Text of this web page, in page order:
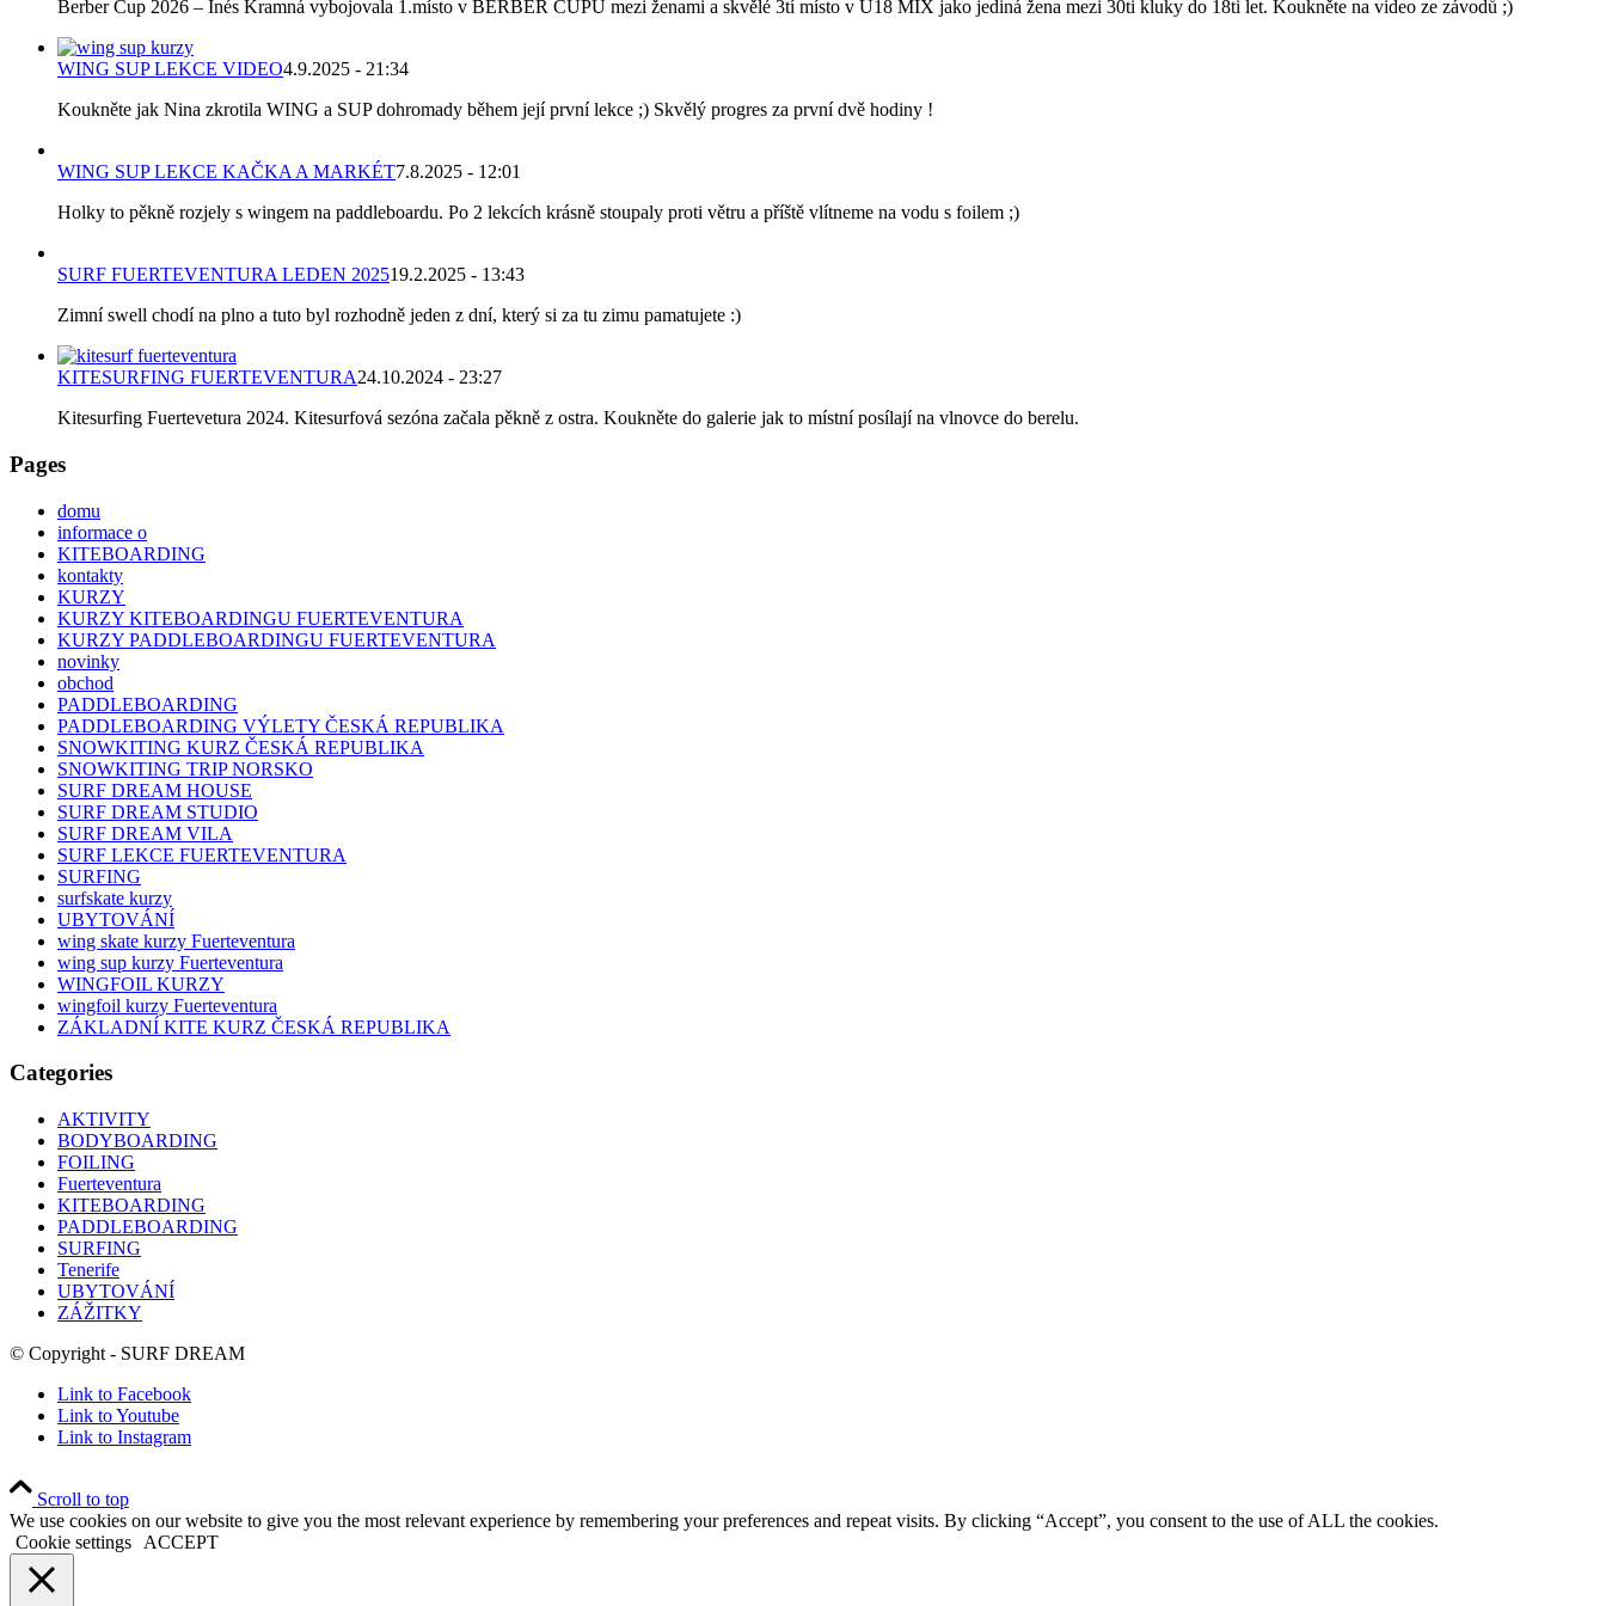
Berber Cup 2026 – Inés Kramná vybojovala 1.místo v BERBER CUPU mezi ženami a skvělé 3tí místo v U18 MIX jako jediná žena mezi 30ti kluky do 18ti let. Koukněte na video ze závodů ;)
WING SUP LEKCE VIDEO4.9.2025 - 21:34
Koukněte jak Nina zkrotila WING a SUP dohromady během její první lekce ;) Skvělý progres za první dvě hodiny !
WING SUP LEKCE KAČKA A MARKÉT7.8.2025 - 12:01
Holky to pěkně rozjely s wingem na paddleboardu. Po 2 lekcích krásně stoupaly proti větru a příště vlítneme na vodu s foilem ;)
SURF FUERTEVENTURA LEDEN 202519.2.2025 - 13:43
Zimní swell chodí na plno a tuto byl rozhodně jeden z dní, který si za tu zimu pamatujete :)
KITESURFING FUERTEVENTURA24.10.2024 - 23:27
Kitesurfing Fuertevetura 2024. Kitesurfová sezóna začala pěkně z ostra. Koukněte do galerie jak to místní posílají na vlnovce do berelu.
Pages
domu
informace o
KITEBOARDING
kontakty
KURZY
KURZY KITEBOARDINGU FUERTEVENTURA
KURZY PADDLEBOARDINGU FUERTEVENTURA
novinky
obchod
PADDLEBOARDING
PADDLEBOARDING VÝLETY ČESKÁ REPUBLIKA
SNOWKITING KURZ ČESKÁ REPUBLIKA
SNOWKITING TRIP NORSKO
SURF DREAM HOUSE
SURF DREAM STUDIO
SURF DREAM VILA
SURF LEKCE FUERTEVENTURA
SURFING
surfskate kurzy
UBYTOVÁNÍ
wing skate kurzy Fuerteventura
wing sup kurzy Fuerteventura
WINGFOIL KURZY
wingfoil kurzy Fuerteventura
ZÁKLADNÍ KITE KURZ ČESKÁ REPUBLIKA
Categories
AKTIVITY
BODYBOARDING
FOILING
Fuerteventura
KITEBOARDING
PADDLEBOARDING
SURFING
Tenerife
UBYTOVÁNÍ
ZÁŽITKY
© Copyright - SURF DREAM
Link to Facebook
Link to Youtube
Link to Instagram
Scroll to top
We use cookies on our website to give you the most relevant experience by remembering your preferences and repeat visits. By clicking “Accept”, you consent to the use of ALL the cookies.
Cookie settings
ACCEPT